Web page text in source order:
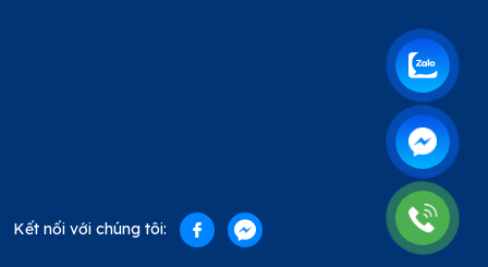
Kết nối với chúng tôi: